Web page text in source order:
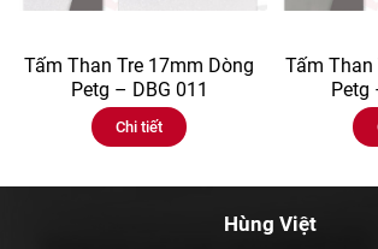
Tấm Than Tre 17mm Dòng
Petg – DBG 011
Chi tiết
Tấm Than
Petg
Hùng Việt